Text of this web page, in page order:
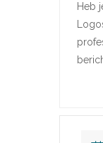
Heb